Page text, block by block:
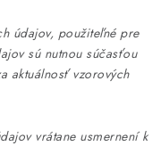
údajov, použiteľné pre
sú nutnou súčasťou
aktuálnosť vzorových
vrátane usmernení k